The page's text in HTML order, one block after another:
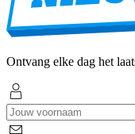
Ontvang elke dag het